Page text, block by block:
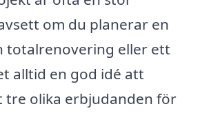
om du planerar en
totalrenovering eller ett
alltid en god idé att
tre olika erbjudanden för